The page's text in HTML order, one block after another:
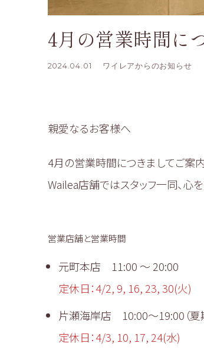
4月の営業時間に
2024.04.01 ワイレアからのお知らせ
親愛なるお客様へ
4月の営業時間につきましてご案内
Wailea店舗ではスタッフ一同、心
営業店舗と営業時間
元町本店 11:00 〜 20:00
定休日：4/2, 9, 16, 23, 30(火)
片瀬海岸店 10:00～19:00（夏
定休日：4/3, 10, 17, 24(水)